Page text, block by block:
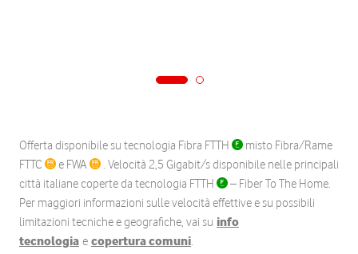
Offerta disponibile su tecnologia Fibra FTTH
misto Fibra/Rame
FTTC
e FWA
. Velocità 2,5 Gigabit/s disponibile nelle principali
città italiane coperte da tecnologia FTTH
– Fiber To The Home.
Per maggiori informazioni sulle velocità effettive e su possibili
limitazioni tecniche e geografiche, vai su info
tecnologia e copertura comuni.